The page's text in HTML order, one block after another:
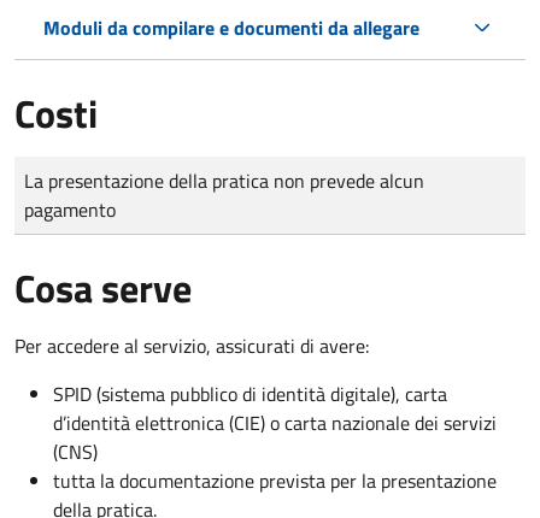
Moduli da compilare e documenti da allegare
Costi
Tipo di pagamento
Importo
La presentazione della pratica non prevede alcun
pagamento
Cosa serve
Per accedere al servizio, assicurati di avere:
SPID (sistema pubblico di identità digitale), carta
d’identità elettronica (CIE) o carta nazionale dei servizi
(CNS)
tutta la documentazione prevista per la presentazione
della pratica.